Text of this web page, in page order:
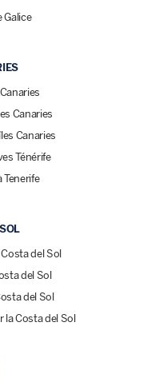
Galice
Canaries
Canaries
Ténérife
Tenerife
del Sol
del Sol
del Sol
la Costa del Sol